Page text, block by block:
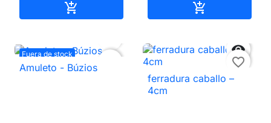
 
Fuera de stock
Amuleto - Búzios

favorite_border
ferradura caballo –
4cm